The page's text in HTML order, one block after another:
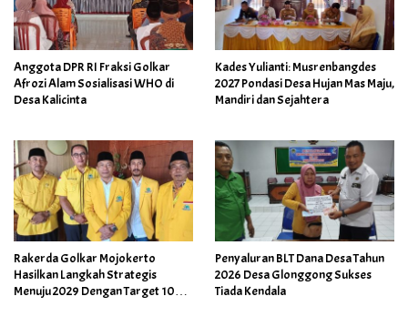
Anggota DPR RI Fraksi Golkar
Afrozi Alam Sosialisasi WHO di
Desa Kalicinta
Kades Yulianti: Musrenbangdes
2027 Pondasi Desa Hujan Mas Maju,
Mandiri dan Sejahtera
Rakerda Golkar Mojokerto
Hasilkan Langkah Strategis
Menuju 2029 Dengan Target 10
Penyaluran BLT Dana Desa Tahun
2026 Desa Glonggong Sukses
Tiada Kendala